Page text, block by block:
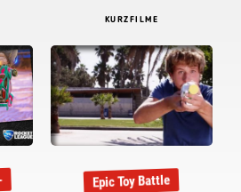
KURZFILME
Epic Toy Battle